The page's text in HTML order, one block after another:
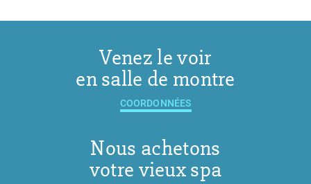
Venez le voir
en salle de montre
COORDONNÉES
Nous achetons
votre vieux spa